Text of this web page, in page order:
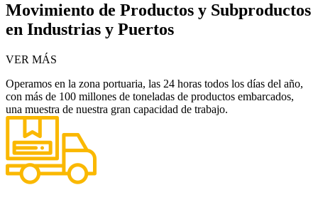
Movimiento de Productos y Subproductos
en Industrias y Puertos
VER MÁS
Operamos en la zona portuaria, las 24 horas todos los días del año,
con más de 100 millones de toneladas de productos embarcados,
una muestra de nuestra gran capacidad de trabajo.